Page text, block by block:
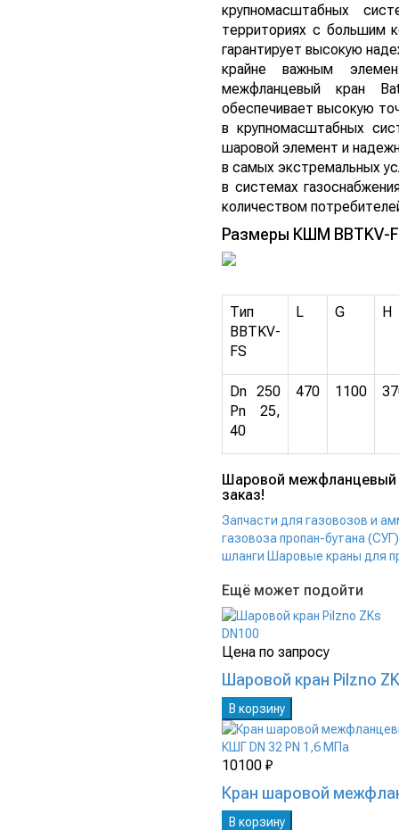
крупномасштабных
территориях с большим
гарантирует высокую
крайне важным
межфланцевый кран
обеспечивает высокую
в крупномасштабных
шаровой элемент и
в самых экстремальных
в системах
количеством
Размеры КШМ BBTKV-
Тип
BBTKV-
FS
L G H
Dn 250
Pn 25,
40
470 1100
Шаровой межфланцевый
заказ!
Запчасти для газовозов и
газовоза пропан-бутана (СУГ)
шланги Шаровые краны для
Ещё может подойти
Цена по запросу
Шаровой кран Pilzno
В корзину
10100 ₽
Кран шаровой
В корзину